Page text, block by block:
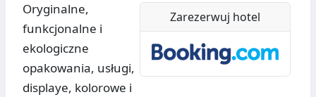
Zarezerwuj hotel
Oryginalne,
funkcjonalne i
ekologiczne
opakowania, usługi,
displaye, kolorowe i